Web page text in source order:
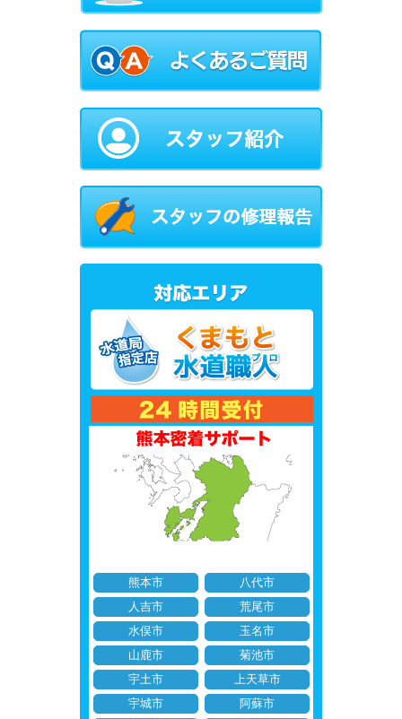
熊本市
八代市
人吉市
荒尾市
水俣市
玉名市
山鹿市
菊池市
宇土市
上天草市
宇城市
阿蘇市